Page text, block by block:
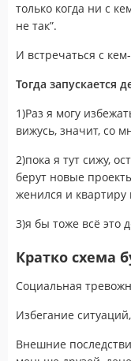
только когда ни с
не так”.
И встречаться с
Тогда запускается
1)Раз я могу
вижусь, значит, со
2)пока я тут сижу,
берут новые
женился и квартиру
3)я бы тоже всё это
Кратко схема
Социальная
Избегание
Внешние